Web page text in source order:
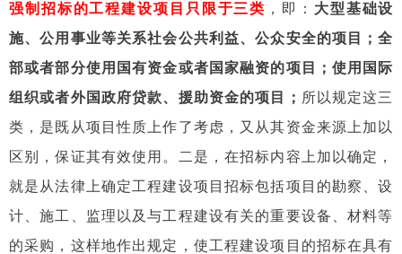
强制招标的工程建设项目只限于三类 ，即： 大型基础设
施、公用事业等关系社会公共利益、公众安全的项目；全
部或者部分使用国有资金或者国家融资的项目；使用国际
组织或者外国政府贷款、援助资金的项目； 所以规定这三
类，是既从项目性质上作了考虑，又从其资金来源上加以
区别，保证其有效使用。二是，在招标内容上加以确定，
就是从法律上确定工程建设项目招标包括项目的勘察、设
计、施工、监理以及与工程建设有关的重要设备、材料等
的采购，这样地作出规定，使工程建设项目的招标在具有